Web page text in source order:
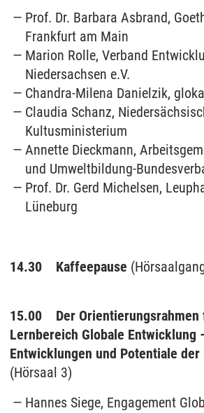
Prof. Dr. Barbara Asbrand,
Frankfurt am Main
Marion Rolle, Verband
Niedersachsen e.V.
Chandra-Milena Danielzik,
Claudia Schanz,
Kultusministerium
Annette Dieckmann,
und Umweltbildung-
Prof. Dr. Gerd Michelsen,
Lüneburg
14.30 Kaffeepause
15.00 Der Orientierungsrahmen
Lernbereich Globale Entwicklung
Entwicklungen und Potentiale der
(Hörsaal 3)
Hannes Siege, Engagement